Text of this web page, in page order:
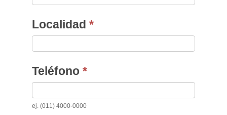
Localidad *
Teléfono *
ej. (011) 4000-0000